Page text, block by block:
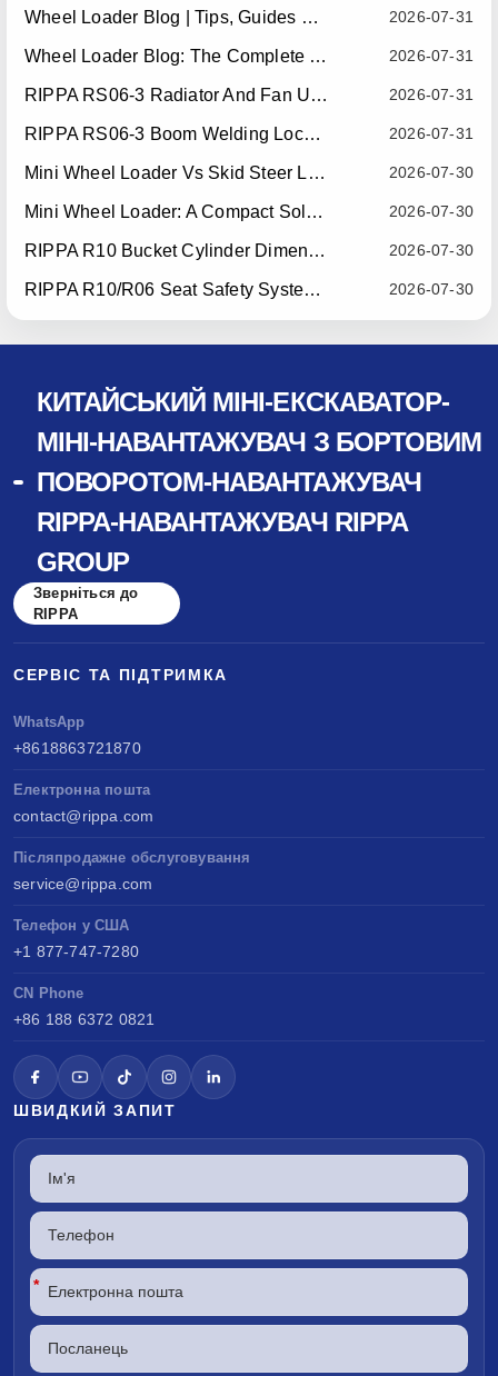
2026-07-31
Wheel Loader Blog | Tips, Guides & Attachments
2026-07-31
Wheel Loader Blog: The Complete Guide To Wheel Loaders For Construction, Agriculture, And Material Handling
2026-07-31
RIPPA RS06-3 Radiator And Fan Upgrade — Effective July 10, 2026
2026-07-31
RIPPA RS06-3 Boom Welding Locating Bar Optimization — Effective July 15, 2026
2026-07-30
Mini Wheel Loader Vs Skid Steer Loader: Which Compact Machine Is Better For Your Business?
2026-07-30
Mini Wheel Loader: A Compact Solution For Efficient Material Handling
2026-07-30
RIPPA R10 Bucket Cylinder Dimension Optimization — Effective July 15, 2026
2026-07-30
RIPPA R10/R06 Seat Safety System Upgrade — Effective July 22, 2026
КИТАЙСЬКИЙ МІНІ-ЕКСКАВАТОР-
МІНІ-НАВАНТАЖУВАЧ З БОРТОВИМ
ПОВОРОТОМ-НАВАНТАЖУВАЧ
RIPPA-НАВАНТАЖУВАЧ RIPPA
GROUP
Зверніться до
RIPPA
СЕРВІС ТА ПІДТРИМКА
WhatsApp
+8618863721870
Електронна пошта
contact@rippa.com
Післяпродажне обслуговування
service@rippa.com
Телефон у США
+1 877-747-7280
CN Phone
+86 188 6372 0821
ШВИДКИЙ ЗАПИТ
*